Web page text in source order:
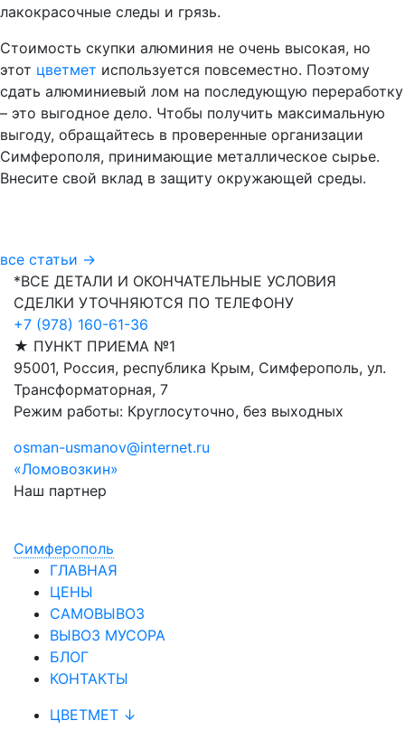
лакокрасочные следы и грязь.
Стоимость скупки алюминия не очень высокая, но
этот цветмет используется повсеместно. Поэтому
сдать алюминиевый лом на последующую переработку
– это выгодное дело. Чтобы получить максимальную
выгоду, обращайтесь в проверенные организации
Симферополя, принимающие металлическое сырье.
Внесите свой вклад в защиту окружающей среды.
все статьи →
*ВСЕ ДЕТАЛИ И ОКОНЧАТЕЛЬНЫЕ УСЛОВИЯ
СДЕЛКИ УТОЧНЯЮТСЯ ПО ТЕЛЕФОНУ
+7 (978) 160-61-36
★ ПУНКТ ПРИЕМА №1
95001, Россия, республика Крым, Симферополь, ул.
Трансформаторная, 7
Режим работы: Круглосуточно, без выходных
osman-usmanov@internet.ru
«Ломовозкин»
Наш партнер
Симфepoпoль
ГЛАВНАЯ
ЦЕНЫ
САМОВЫВОЗ
ВЫВОЗ МУСОРА
БЛОГ
КОНТАКТЫ
ЦВЕТМЕТ ↓